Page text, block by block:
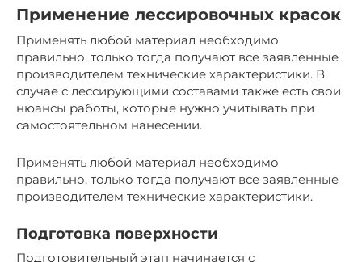
Применение лессировочных красок
Применять любой материал необходимо
правильно, только тогда получают все заявленные
производителем технические характеристики. В
случае с лессирующими составами также есть свои
нюансы работы, которые нужно учитывать при
самостоятельном нанесении.
Применять любой материал необходимо
правильно, только тогда получают все заявленные
производителем технические характеристики.
Подготовка поверхности
Подготовительный этап начинается с